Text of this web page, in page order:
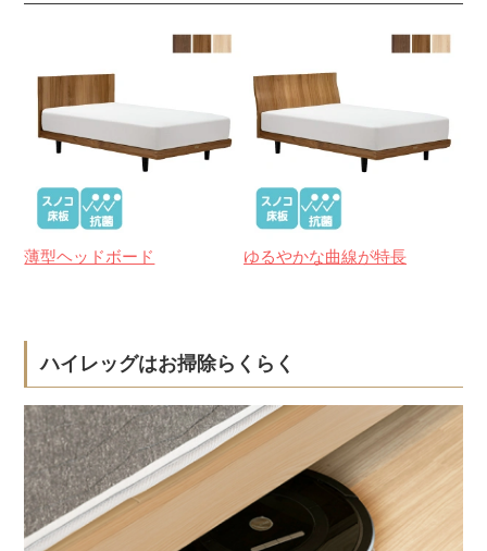
薄型ヘッドボード ゆるやかな曲線が特長
ハイレッグはお掃除らくらく